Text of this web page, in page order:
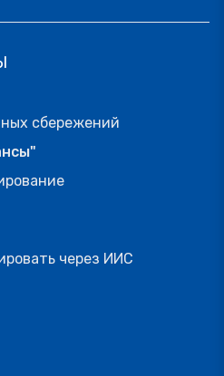
сбережений
через ИИС